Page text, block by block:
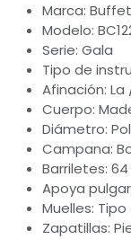
Marca:
Modelo:
Serie: Gala
Tipo de
Afinación: La
Cuerpo:
Diámetro:
Campana:
Barriletes:
Apoya
Muelles:
Zapatillas: